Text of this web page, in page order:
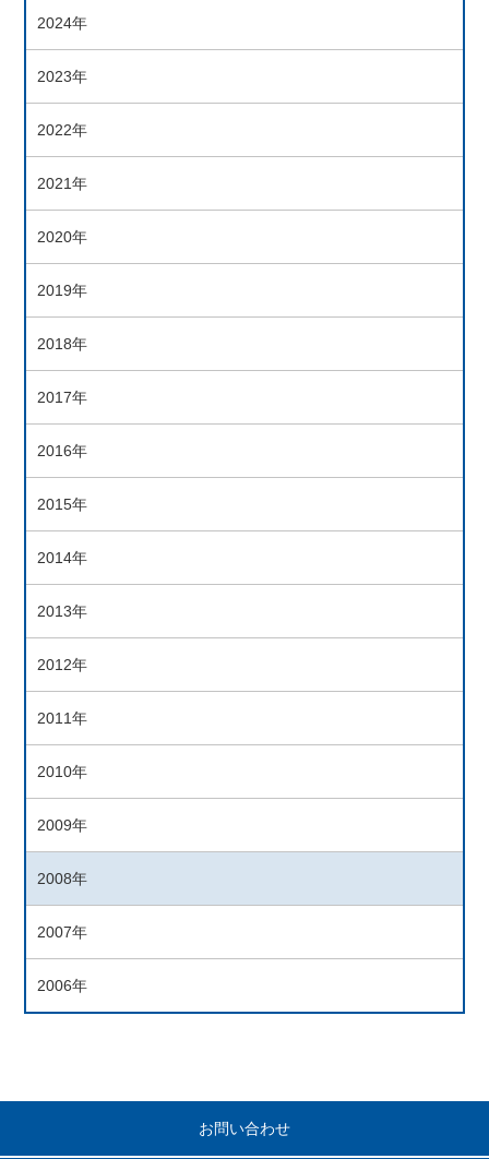
2024年
2023年
2022年
2021年
2020年
2019年
2018年
2017年
2016年
2015年
2014年
2013年
2012年
2011年
2010年
2009年
2008年
2007年
2006年
お問い合わせ